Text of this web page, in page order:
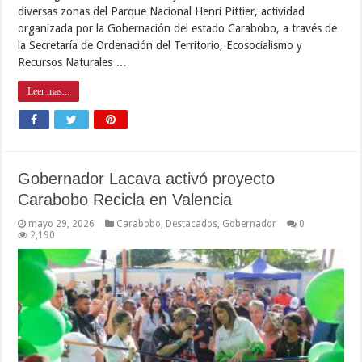
diversas zonas del Parque Nacional Henri Pittier, actividad
organizada por la Gobernación del estado Carabobo, a través de
la Secretaría de Ordenación del Territorio, Ecosocialismo y
Recursos Naturales …
Leer mas...
Gobernador Lacava activó proyecto
Carabobo Recicla en Valencia
mayo 29, 2026 Carabobo, Destacados, Gobernador
0
2,190